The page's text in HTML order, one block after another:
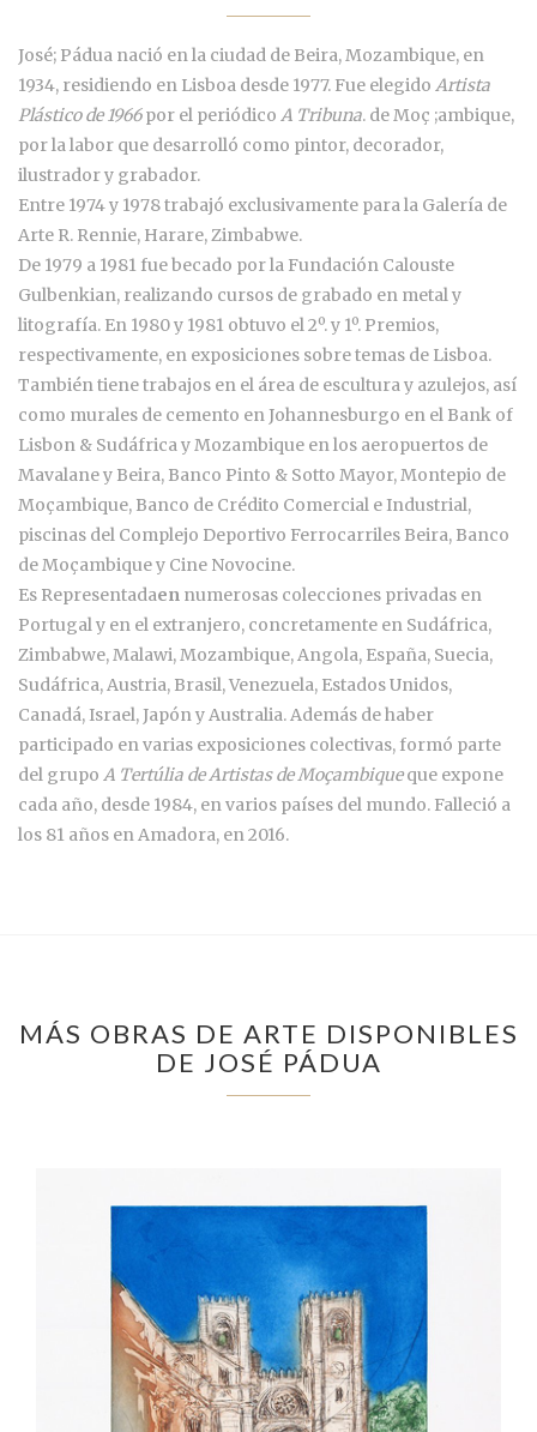
José; Pádua nació en la ciudad de Beira, Mozambique, en
1934, residiendo en Lisboa desde 1977. Fue elegido Artista
Plástico de 1966por el periódico A Tribuna. de Moç ;ambique,
por la labor que desarrolló como pintor, decorador,
ilustrador y grabador.
Entre 1974 y 1978 trabajó exclusivamente para la Galería de
Arte R. Rennie, Harare, Zimbabwe.
De 1979 a 1981 fue becado por la Fundación Calouste
Gulbenkian, realizando cursos de grabado en metal y
litografía. En 1980 y 1981 obtuvo el 2º. y 1º. Premios,
respectivamente, en exposiciones sobre temas de Lisboa.
También tiene trabajos en el área de escultura y azulejos, así
como murales de cemento en Johannesburgo en el Bank of
Lisbon & Sudáfrica y Mozambique en los aeropuertos de
Mavalane y Beira, Banco Pinto & Sotto Mayor, Montepio de
Moçambique, Banco de Crédito Comercial e Industrial,
piscinas del Complejo Deportivo Ferrocarriles Beira, Banco
de Moçambique y Cine Novocine.
Es Representadaen numerosas colecciones privadas en
Portugal y en el extranjero, concretamente en Sudáfrica,
Zimbabwe, Malawi, Mozambique, Angola, España, Suecia,
Sudáfrica, Austria, Brasil, Venezuela, Estados Unidos,
Canadá, Israel, Japón y Australia. Además de haber
participado en varias exposiciones colectivas, formó parte
del grupo A Tertúlia de Artistas de Moçambiqueque expone
cada año, desde 1984, en varios países del mundo. Falleció a
los 81 años en Amadora, en 2016.
MÁS OBRAS DE ARTE DISPONIBLES
DE JOSÉ PÁDUA